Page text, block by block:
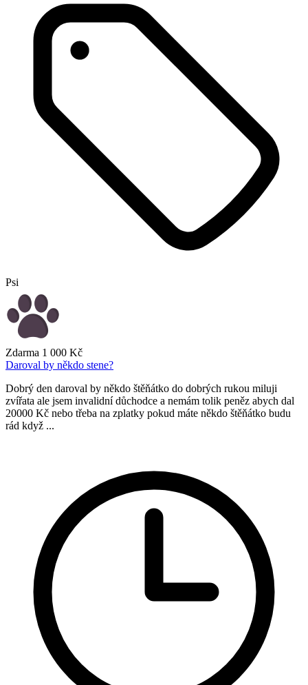
Psi
Zdarma 1 000 Kč
Daroval by někdo stene?
Dobrý den daroval by někdo štěňátko do dobrých rukou miluji
zvířata ale jsem invalidní důchodce a nemám tolik peněz abych dal
20000 Kč nebo třeba na zplatky pokud máte někdo štěňátko budu
rád když ...